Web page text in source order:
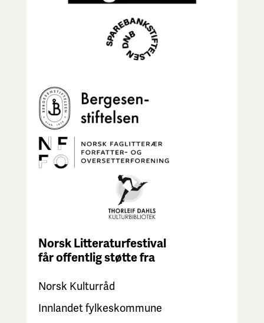
Norsk Litteraturfestival
fåroffentlig støtte fra
Norsk Kulturråd
Innlandet fylkeskommune